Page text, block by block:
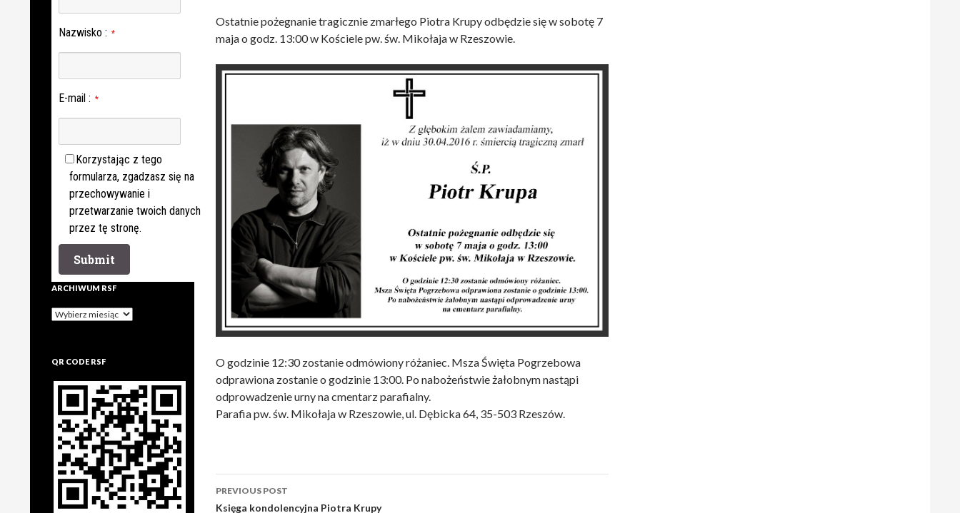
Ostatnie pożegnanie tragicznie zmarłego Piotra Krupy odbędzie się w sobotę 7
maja o godz. 13:00 w Kościele pw. św. Mikołaja w Rzeszowie.
O godzinie 12:30 zostanie odmówiony różaniec. Msza Święta Pogrzebowa
odprawiona zostanie o godzinie 13:00. Po nabożeństwie żałobnym nastąpi
odprowadzenie urny na cmentarz parafialny.
Parafia pw. św. Mikołaja w Rzeszowie, ul. Dębicka 64, 35-503 Rzeszów.
Post
PREVIOUS POST
Księga kondolencyjna Piotra Krupy
Nazwisko : *
E-mail : *
Korzystając z tego
formularza, zgadzasz się na
przechowywanie i
przetwarzanie twoich danych
przez tę stronę.
ARCHIWUM RSF
Archiwum
QR CODE RSF